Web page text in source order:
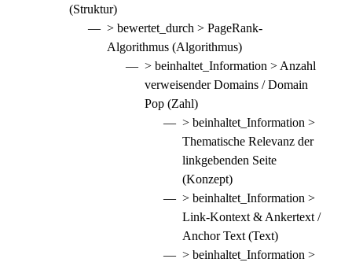
(Struktur)
> bewertet_durch > PageRank-
Algorithmus (Algorithmus)
> beinhaltet_Information > Anzahl
verweisender Domains / Domain
Pop (Zahl)
> beinhaltet_Information >
Thematische Relevanz der
linkgebenden Seite
(Konzept)
> beinhaltet_Information >
Link-Kontext & Ankertext /
Anchor Text (Text)
> beinhaltet_Information >